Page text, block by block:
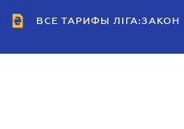
ВСЕ ТАРИФЫ ЛІГА:ЗАКОН